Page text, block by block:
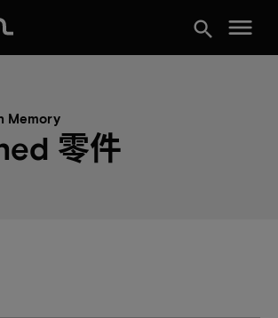
search menu
Memory
零件